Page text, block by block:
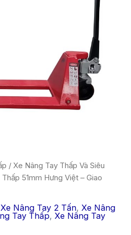
/ Xe Nâng Tay Thấp Và Siêu
51mm Hưng Việt – Giao
Xe Nâng Tay 2 Tấn, Xe Nâng
Tay Thấp, Xe Nâng Tay